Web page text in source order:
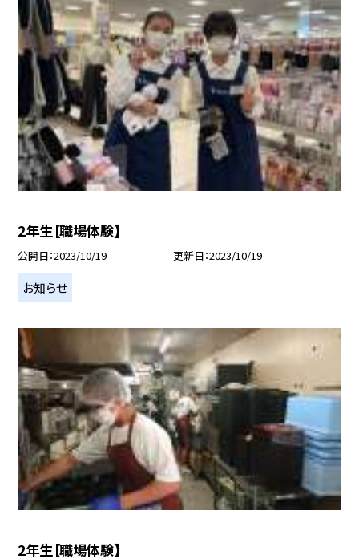
2年生【職場体験】
公開日 2023/10/19 更新日 2023/10/19
お知らせ
2年生【職場体験】